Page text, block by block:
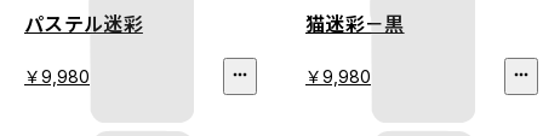
パステル迷彩
￥9,980
猫迷彩－黒
￥9,980